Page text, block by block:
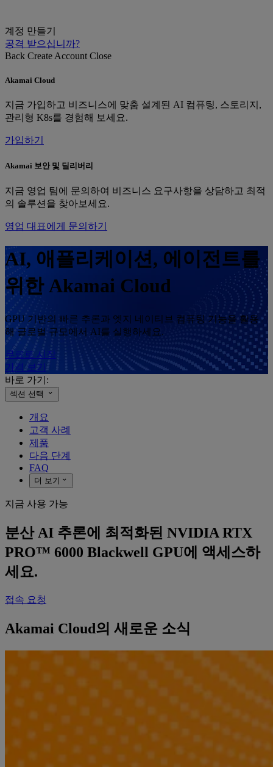
계정 만들기
공격 받으십니까?
Back Create Account Close
Akamai Cloud
지금 가입하고 비즈니스에 맞춤 설계된 AI 컴퓨팅, 스토리지,
관리형 K8s를 경험해 보세요.
가입하기
Akamai 보안 및 딜리버리
지금 영업 팀에 문의하여 비즈니스 요구사항을 상담하고 최적
의 솔루션을 찾아보세요.
영업 대표에게 문의하기
AI, 애플리케이션, 에이전트를
위한 Akamai Cloud
GPU 기반의 빠른 추론과 엣지 네이티브 컴퓨팅 기능을 활용
해 글로벌 규모에서 AI를 실행하세요.
무료로 시작
가격 보기
바로 가기:
섹션 선택
개요
고객 사례
제품
다음 단계
FAQ
더 보기
지금 사용 가능
분산 AI 추론에 최적화된 NVIDIA RTX
PRO™ 6000 Blackwell GPU에 액세스하
세요.
접속 요청
Akamai Cloud의 새로운 소식